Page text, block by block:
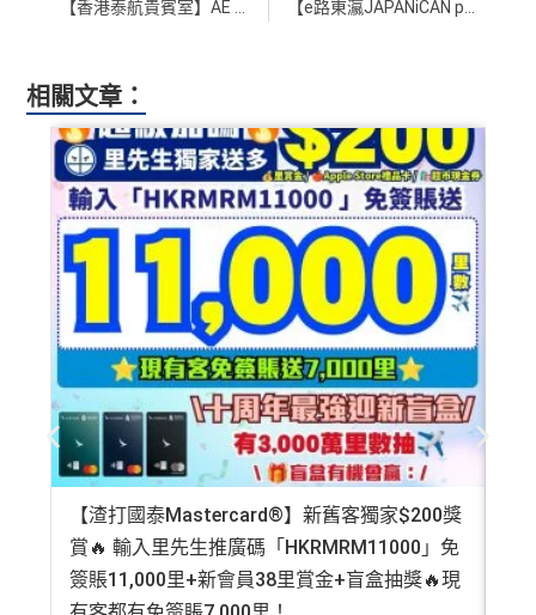
相關文章：
【渣打國泰Mastercard®】新舊客獨家$200獎
賞🔥 輸入里先生推廣碼「HKRMRM11000」免
簽賬11,000里+新會員38里賞金+盲盒抽獎🔥現